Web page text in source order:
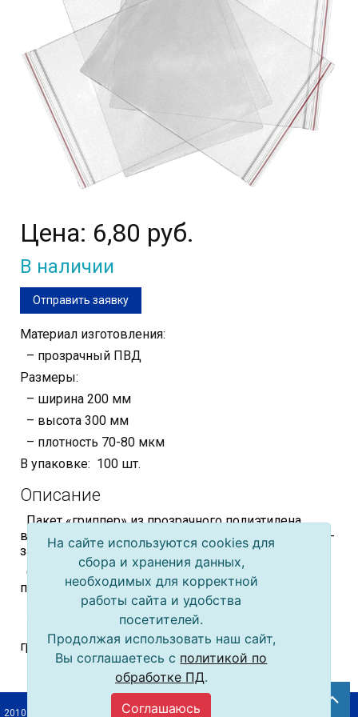
Цена: 6,80 руб.
В наличии
Отправить заявку
Материал изготовления:
– прозрачный ПВД
Размеры:
– ширина 200 мм
– высота 300 мм
– плотность 70-80 мкм
В упаковке: 100 шт.
Описание
Пакет «гриппер» из прозрачного полиэтилена
высокого давления оснащен пластиковым замком-
защелкой "Zip Lock".
Оптимален для хранения и переноски различных
предметов.
Подходят для заморозки продуктов питания.
Надежно защищает предметы от пыли, влаги и
грязи, не занимая при этом места.
2010–2026 © ООО «Упак-Байкал»
На сайте используются cookies для
сбора и хранения данных,
необходимых для корректной
работы сайта и удобства
посетителей.
Продолжая использовать наш сайт,
Вы соглашаетесь с политикой по
обработке ПД.
Соглашаюсь